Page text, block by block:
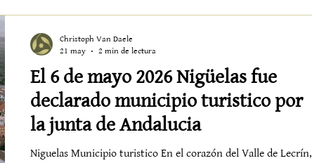
El 6 de mayo 2026 Nigüelas fue
declarado municipio turistico por
la junta de Andalucia
Niguelas Municipio turistico En el corazón del Valle de Lecrín,
Christoph Van Daele
21 may
2 min de lectura